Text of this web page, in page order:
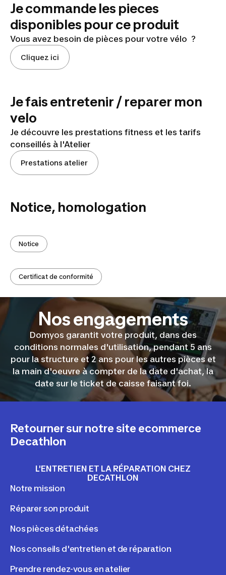
Je commande les pieces
disponibles pour ce produit
Vous avez besoin de pièces pour votre vélo ?
Cliquez ici
Je fais entretenir / reparer mon
velo
Je découvre les prestations fitness et les tarifs
conseillés à l'Atelier
Prestations atelier
Notice, homologation
Notice
Certificat de conformité
Nos engagements
Domyos garantit votre produit, dans des
conditions normales d'utilisation, pendant 5 ans
pour la structure et 2 ans pour les autres pièces et
la main d'oeuvre à compter de la date d'achat, la
date sur le ticket de caisse faisant foi.
Retourner sur notre site ecommerce
Decathlon
L'ENTRETIEN ET LA RÉPARATION CHEZ
DECATHLON
Notre mission
Réparer son produit
Nos pièces détachées
Nos conseils d'entretien et de réparation
Prendre rendez-vous en atelier